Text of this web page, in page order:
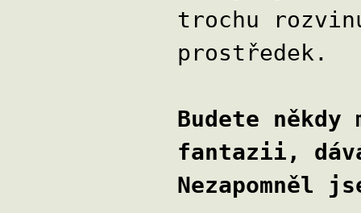
trochu
prostředek.
Budete
fantazii,
Nezapomněl